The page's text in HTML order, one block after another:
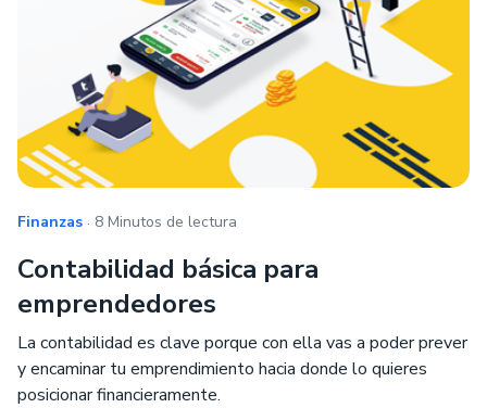
Finanzas . 8 Minutos de lectura
Contabilidad básica para
emprendedores
La contabilidad es clave porque con ella vas a poder prever
y encaminar tu emprendimiento hacia donde lo quieres
posicionar financieramente.